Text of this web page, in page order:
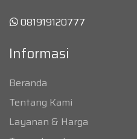
081919120777
Informasi
Beranda
Tentang Kami
Layanan & Harga